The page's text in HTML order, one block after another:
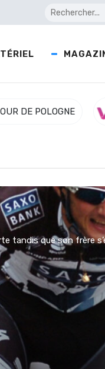
DE POLOGNE
tandis que son frère